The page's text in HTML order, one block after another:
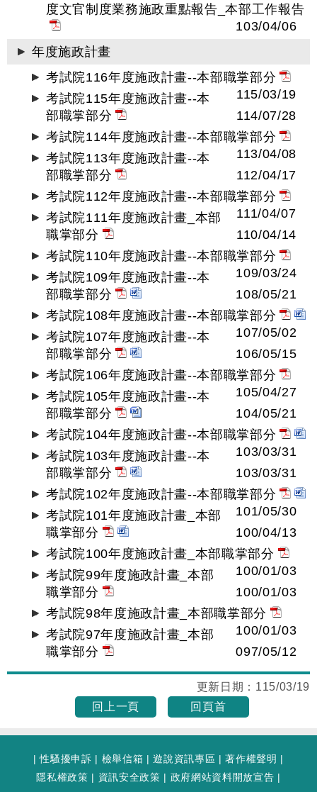
度文官制度業務施政重點報告_本部工作報告
103/04/06
年度施政計畫
考試院116年度施政計畫--本部職掌部分
115/03/19
考試院115年度施政計畫--本
部職掌部分
114/07/28
考試院114年度施政計畫--本部職掌部分
113/04/08
考試院113年度施政計畫--本
部職掌部分
112/04/17
考試院112年度施政計畫--本部職掌部分
111/04/07
考試院111年度施政計畫_本部
職掌部分
110/04/14
考試院110年度施政計畫--本部職掌部分
109/03/24
考試院109年度施政計畫--本
部職掌部分
108/05/21
考試院108年度施政計畫--本部職掌部分
107/05/02
考試院107年度施政計畫--本
部職掌部分
106/05/15
考試院106年度施政計畫--本部職掌部分
105/04/27
考試院105年度施政計畫--本
部職掌部分
104/05/21
考試院104年度施政計畫--本部職掌部分
103/03/31
考試院103年度施政計畫--本
部職掌部分
103/03/31
考試院102年度施政計畫--本部職掌部分
101/05/30
考試院101年度施政計畫_本部
職掌部分
100/04/13
考試院100年度施政計畫_本部職掌部分
100/01/03
考試院99年度施政計畫_本部
職掌部分
100/01/03
考試院98年度施政計畫_本部職掌部分
100/01/03
考試院97年度施政計畫_本部
職掌部分
097/05/12
更新日期： 115/03/19
回上一頁
回頁首
|性騷擾申訴 | 檢舉信箱 |遊說資訊專區 |著作權聲明 |
隱私權政策 | 資訊安全政策 | 政府網站資料開放宣告 |